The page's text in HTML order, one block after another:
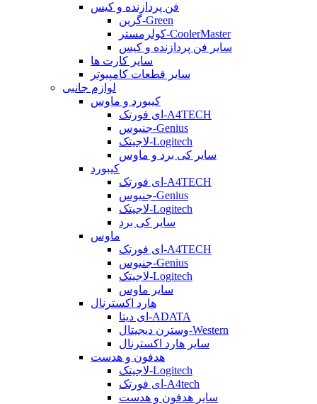
فن پردازنده و کیس
گرین-Green
کولرمستر-CoolerMaster
سایر فن پردازنده و کیس
سایر کارت ها
سایر قطعات کامپیوتر
لوازم جانبی
کیبورد و ماوس
ای فورتک-A4TECH
جنیوس-Genius
لاجیتک-Logitech
سایر کی برد و ماوس
کیبورد
ای فورتک-A4TECH
جنیوس-Genius
لاجیتک-Logitech
سایر کی برد
ماوس
ای فورتک-A4TECH
جنیوس-Genius
لاجیتک-Logitech
سایر ماوس
هارد اکسترنال
ای دیتا-ADATA
وسترن دیجیتال-Western
سایر هارد اکسترنال
هدفون و هدست
لاجیتک-Logitech
ای فورتک-A4tech
سایر هدفون و هدست